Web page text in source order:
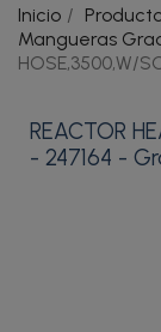
Inicio
Mangueras
HOSE,3500,W/
REACTOR
- 247164 -